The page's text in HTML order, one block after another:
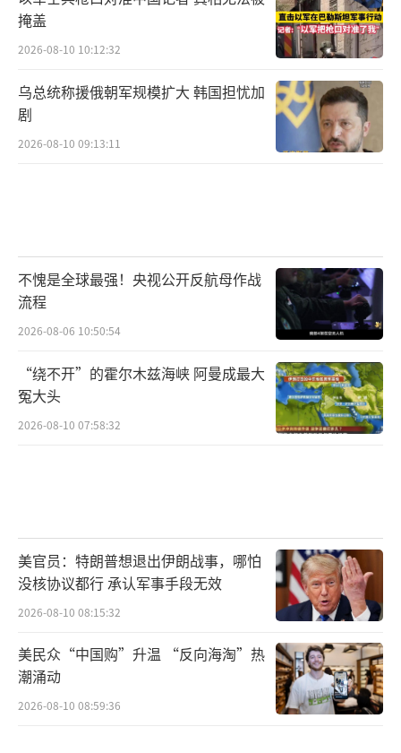
掩盖
2026-08-10 10:12:32
乌总统称援俄朝军规模扩大 韩国担忧加
剧
2026-08-10 09:13:11
不愧是全球最强！央视公开反航母作战
流程
2026-08-06 10:50:54
“绕不开”的霍尔木兹海峡 阿曼成最大
冤大头
2026-08-10 07:58:32
美官员：特朗普想退出伊朗战事，哪怕
没核协议都行 承认军事手段无效
2026-08-10 08:15:32
美民众“中国购”升温 “反向海淘”热
潮涌动
2026-08-10 08:59:36